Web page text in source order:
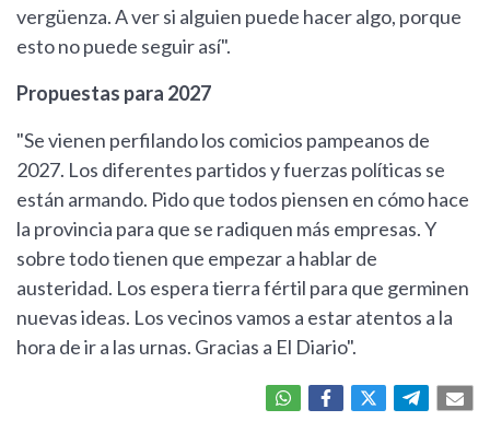
vergüenza. A ver si alguien puede hacer algo, porque
esto no puede seguir así".
Propuestas para 2027
"Se vienen perfilando los comicios pampeanos de
2027. Los diferentes partidos y fuerzas políticas se
están armando. Pido que todos piensen en cómo hace
la provincia para que se radiquen más empresas. Y
sobre todo tienen que empezar a hablar de
austeridad. Los espera tierra fértil para que germinen
nuevas ideas. Los vecinos vamos a estar atentos a la
hora de ir a las urnas. Gracias a El Diario".